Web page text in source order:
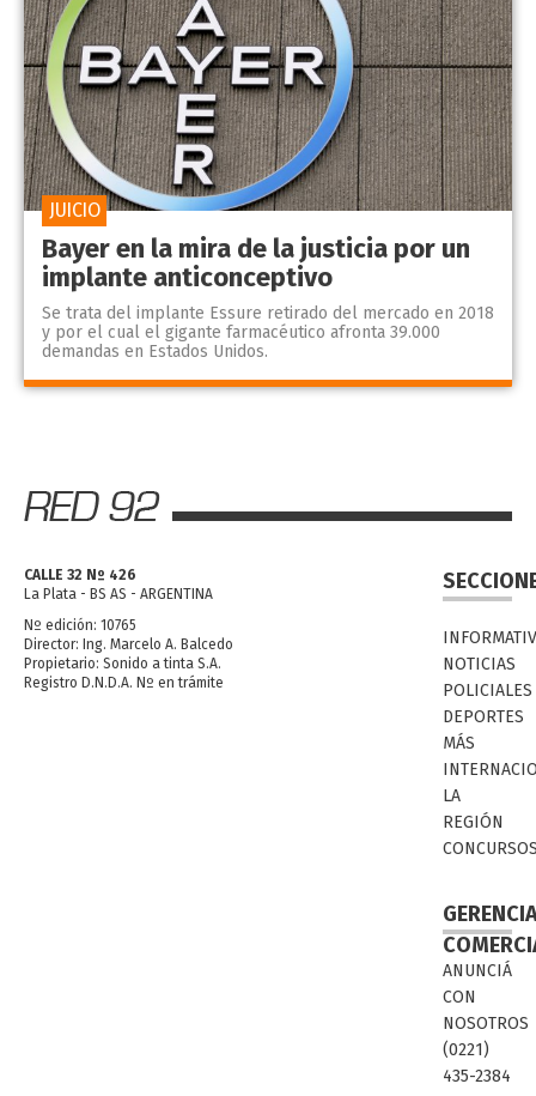
Bayer en la mira de la justicia por un
implante anticonceptivo
Se trata del implante Essure retirado del mercado en 2018
y por el cual el gigante farmacéutico afronta 39.000
demandas en Estados Unidos.
JUICIO
CALLE 32 Nº 426
La Plata - BS AS - ARGENTINA
Nº edición: 10765
Director: Ing. Marcelo A. Balcedo
Propietario: Sonido a tinta S.A.
Registro D.N.D.A. Nº en trámite
NOTICIAS
POLICIALES
DEPORTES
MÁS
LA
REGIÓN
ANUNCIÁ
CON
NOSOTROS
(0221)
435-2384